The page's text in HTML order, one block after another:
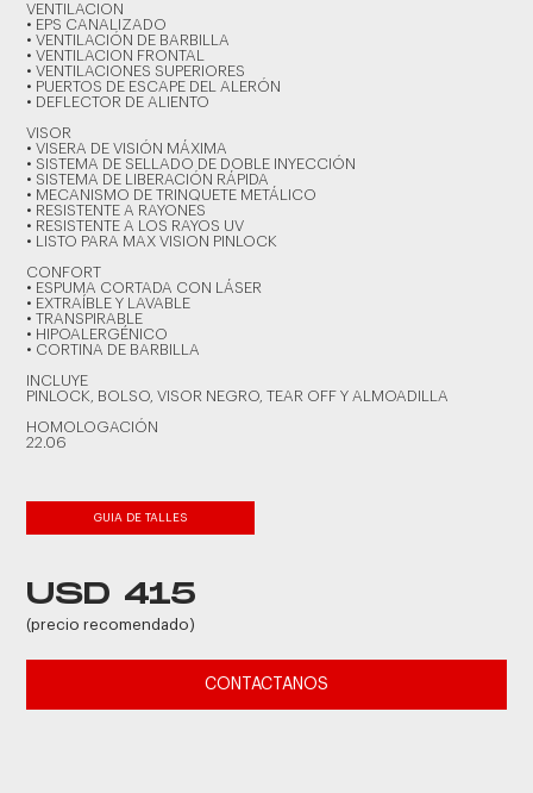
VENTILACION
• EPS CANALIZADO
• VENTILACIÓN DE BARBILLA
• VENTILACION FRONTAL
• VENTILACIONES SUPERIORES
• PUERTOS DE ESCAPE DEL ALERÓN
• DEFLECTOR DE ALIENTO
VISOR
• VISERA DE VISIÓN MÁXIMA
• SISTEMA DE SELLADO DE DOBLE INYECCIÓN
• SISTEMA DE LIBERACIÓN RÁPIDA
• MECANISMO DE TRINQUETE METÁLICO
• RESISTENTE A RAYONES
• RESISTENTE A LOS RAYOS UV
• LISTO PARA MAX VISION PINLOCK
CONFORT
• ESPUMA CORTADA CON LÁSER
• EXTRAÍBLE Y LAVABLE
• TRANSPIRABLE
• HIPOALERGÉNICO
• CORTINA DE BARBILLA
INCLUYE
PINLOCK, BOLSO, VISOR NEGRO, TEAR OFF Y ALMOADILLA
HOMOLOGACIÓN
22.06
GUIA DE TALLES
USD 415
(precio recomendado)
CONTACTANOS